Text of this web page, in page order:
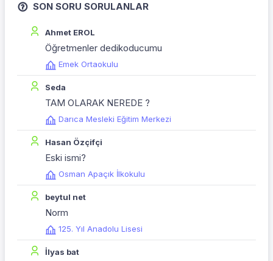
SON SORU SORULANLAR
Ahmet EROL
Öğretmenler dedikoducumu
Emek Ortaokulu
Seda
TAM OLARAK NEREDE ?
Darıca Mesleki Eğitim Merkezi
Hasan Özçifçi
Eski ismi?
Osman Apaçık İlkokulu
beytul net
Norm
125. Yıl Anadolu Lisesi
İlyas bat